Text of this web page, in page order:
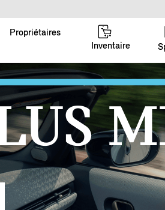
Propriétaires
Inventaire